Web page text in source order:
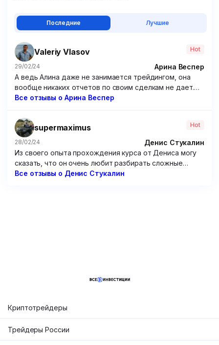
Последние Лучшие
Valeriy Vlasov Hot
29/02/24
Арина Веспер
А ведь Алина даже не занимается трейдингом, она
вообще никаких отчетов по своим сделкам не дает.
Походу решила зарабатывать чисто на доверчивых
посредственные курсы, если честно. Я брал у нее
программу по опционам – бесполезнейшая вещь,
только зря потраченные время и 15 000 рублей.
Все отзывы о Арина Веспер
supermaximus Hot
28/02/24
Денис Стукалин
Из своего опыта прохождения курса от Дениса могу
сказать, что он очень любит разбирать сложные
графики. Но от этого очень мало толку. Рассуждения
Все отзывы о Денис Стукалин
Криптотрейдеры
Трейдеры России